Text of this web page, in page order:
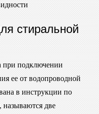
стиральной
при подключении
ее от водопроводной
в инструкции по
называются две